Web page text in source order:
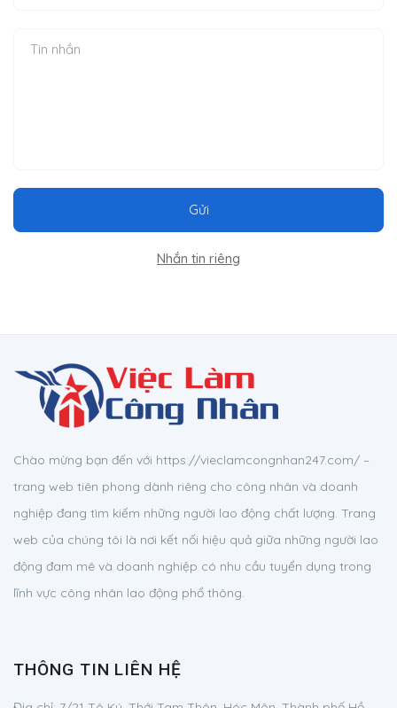
Gửi
Nhắn tin riêng
Chào mừng bạn đến với https://vieclamcongnhan247.com/ –
trang web tiên phong dành riêng cho công nhân và doanh
nghiệp đang tìm kiếm những người lao động chất lượng. Trang
web của chúng tôi là nơi kết nối hiệu quả giữa những người lao
động đam mê và doanh nghiệp có nhu cầu tuyển dụng trong
lĩnh vực công nhân lao động phổ thông.
THÔNG TIN LIÊN HỆ